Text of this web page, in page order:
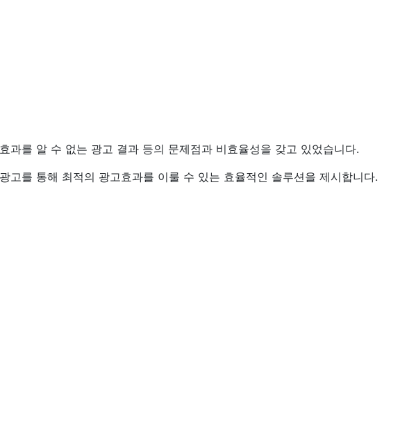
과를 알 수 없는 광고 결과 등의 문제점과 비효율성을 갖고 있었습니다.
를 통해 최적의 광고효과를 이룰 수 있는 효율적인 솔루션을 제시합니다.